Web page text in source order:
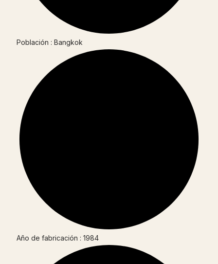
Población : Bangkok
Año de fabricación : 1984